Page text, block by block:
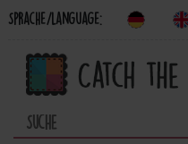
Sprache/Language: